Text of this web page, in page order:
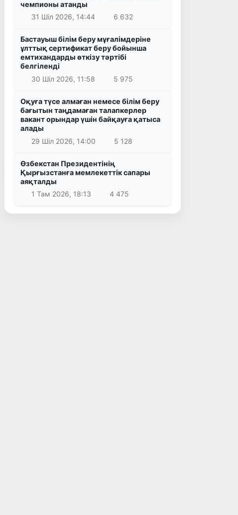
чемпионы атанды
31 Шіл 2026, 14:44
6 632
Бастауыш білім беру мұғалімдеріне
ұлттық сертификат беру бойынша
емтихандарды өткізу тәртібі
белгіленді
30 Шіл 2026, 11:58
5 975
Оқуға түсе алмаған немесе білім беру
бағытын таңдамаған талапкерлер
вакант орындар үшін байқауға қатыса
алады
29 Шіл 2026, 14:00
5 128
Өзбекстан Президентінің
Қырғызстанға мемлекеттік сапары
аяқталды
1 Там 2026, 18:13
4 475